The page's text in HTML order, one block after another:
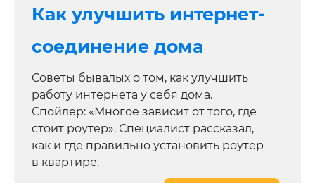
Как улучшить интернет-
соединение дома
Советы бывалых о том, как улучшить
работу интернета у себя дома.
Спойлер: «Многое зависит от того, где
стоит роутер». Специалист рассказал,
как и где правильно установить роутер
в квартире.